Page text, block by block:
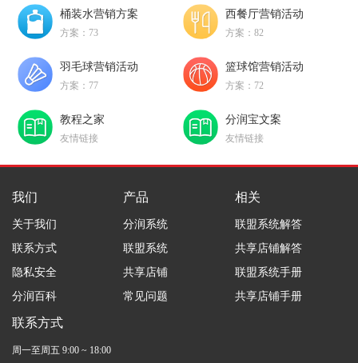
桶装水营销方案
方案：73
西餐厅营销活动
方案：82
羽毛球营销活动
方案：77
篮球馆营销活动
方案：72
教程之家
友情链接
分润宝文案
友情链接
我们
关于我们
联系方式
隐私安全
分润百科
产品
分润系统
联盟系统
共享店铺
常见问题
相关
联盟系统解答
共享店铺解答
联盟系统手册
共享店铺手册
联系方式
周一至周五 9:00 ~ 18:00